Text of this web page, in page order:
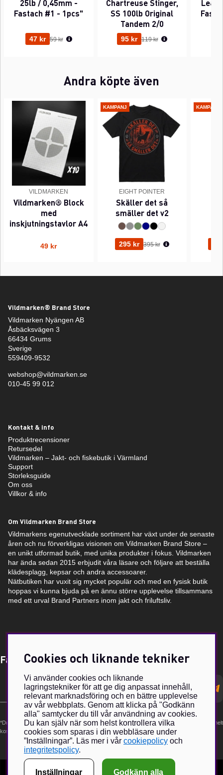
25lb / 0,45mm -
Fastach #1 - 1pcs"
47 kr Ordinarie pris:
59 kr
Chartreuse Stinger,
SS 100lb Original
Tandem 2/0
95 kr Ordinarie pris:
119 kr
Andra köpte även
VILDMARKEN
Vildmarken® Block
med
inskjutningstavlor A4
49 kr
KAMPANJ
EIGHT POINTER
Skäller det så
smäller det v2
295 kr Ordinarie pris:
395 kr
KAMPANJ
Vildmarken® Brand Store
Vildmarken Nyängen AB
Åsbäcksvägen 3
66434 Grums
Sverige
559409-9532
webshop@vildmarken.se
010-45 99 012
Kontakt & info
Produktrecensioner
Retursedel
Vildmarken – Jakt- och fiskebutik i Värmland
Support
Storleksguide
Om oss
Villkor & info
Om Vildmarken Brand Store
Vildmarkens egenutvecklade sortiment har växt under de senaste
åren och nu förverkligas visionen om Vildmarken Brand Store –
en unikt utformad butik, med unika produkter i fokus. Vildmarken
har ända sedan 2015 erbjudit våra läsare och följare att beställa
klädesplagg, kepsar och andra accessoarer.
Nätbutiken har vuxit sig mycket populär och med en fysisk butik
hoppas vi kunna bjuda på en ännu större upplevelse tillsammans
med ett urval Brand Partners inom jakt och friluftsliv.
Få Magasin Vildmarken direkt till din e-post!*
postadress
*Du kan även få erbjudanden och nyheter från samarbetspartners. Din prenumeration är helt
kostnadsfri och kan avslutas när som helst.
Cookies och liknande tekniker
Vi använder cookies och liknande
lagringstekniker för att ge dig anpassat innehåll,
relevant marknadsföring och en bättre upplevelse
av vår webbplats. Genom att klicka på "Godkänn
alla" samtycker du till vår användning av cookies.
Du kan själv när som helst kontrollera vilka
cookies som sparas i din webbläsare under
”Inställningar”. Läs mer i vår cookiepolicy och
integritetspolicy.
Inställningar Godkänn alla